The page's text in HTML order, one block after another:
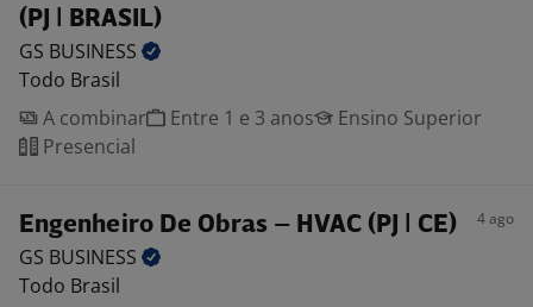
(PJ | BRASIL)
GS BUSINESS
Todo Brasil
A combinar
Entre 1 e 3 anos
Ensino Superior
Presencial
Engenheiro De Obras – HVAC (PJ | CE) 4 ago
GS BUSINESS
Todo Brasil